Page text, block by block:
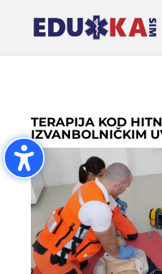
TERAPIJA KOD
IZVANBOLNIČKIM